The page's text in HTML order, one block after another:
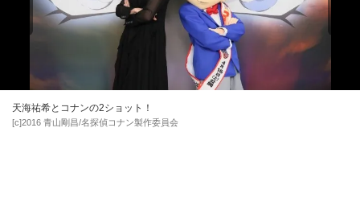
天海祐希とコナンの2ショット！
[c]2016 青山剛昌/名探偵コナン製作委員会